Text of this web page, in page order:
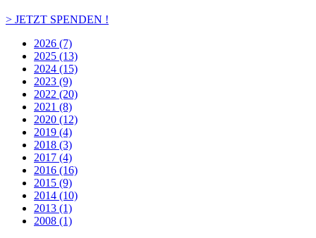
> JETZT SPENDEN !
2026 (7)
2025 (13)
2024 (15)
2023 (9)
2022 (20)
2021 (8)
2020 (12)
2019 (4)
2018 (3)
2017 (4)
2016 (16)
2015 (9)
2014 (10)
2013 (1)
2008 (1)